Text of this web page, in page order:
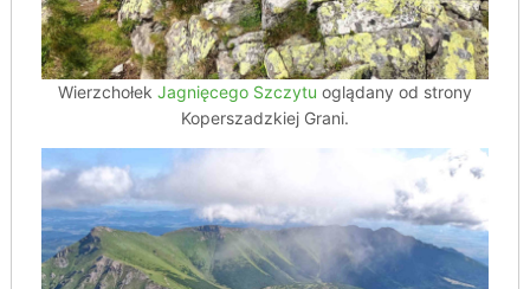
Wierzchołek Jagnięcego Szczytu oglądany od strony
Koperszadzkiej Grani.